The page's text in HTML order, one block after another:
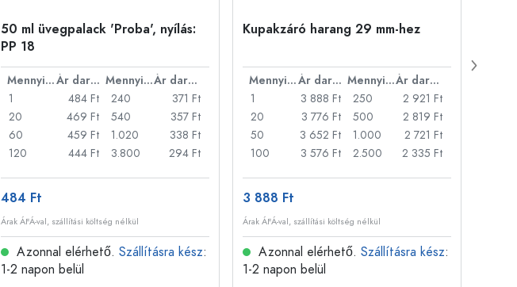
50 ml üvegpalack 'Proba', nyílás:
PP 18
Mennyiség Ár darabonként Mennyiség
Ár darabonként
1
484 Ft
20
469 Ft
60
459 Ft
120
444 Ft
240
371 Ft
540
357 Ft
1.020
338 Ft
3.800
294 Ft
484 Ft
Árak ÁFÁ-val, szállítási költség nélkül
Azonnal elérhető. Szállításra kész:
1-2 napon belül
Kupakzáró harang 29 mm-hez
Mennyiség Ár darabonként Mennyiség
Ár darabonként
1
3 888 Ft
20
3 776 Ft
50
3 652 Ft
100
3 576 Ft
250
2 921 Ft
500
2 819 Ft
1.000
2 721 Ft
2.500
2 335 Ft
3 888 Ft
Árak ÁFÁ-val, szállítási költség nélkül
Azonnal elérhető. Szállításra kész:
1-2 napon belül